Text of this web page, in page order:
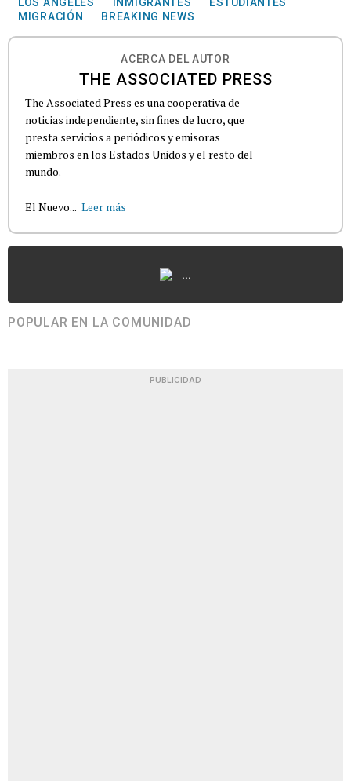
LOS ÁNGELES INMIGRANTES
ESTUDIANTES
MIGRACIÓN
BREAKING NEWS
ACERCA DEL AUTOR
THE ASSOCIATED PRESS
The Associated Press es una cooperativa de
noticias independiente, sin fines de lucro, que
presta servicios a periódicos y emisoras
miembros en los Estados Unidos y el resto del
mundo.
El Nuevo... Leer más
...
POPULAR EN LA COMUNIDAD
PUBLICIDAD